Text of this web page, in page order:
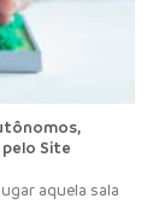
Site
aquela sala